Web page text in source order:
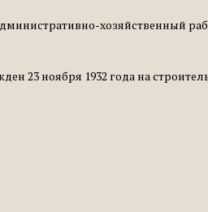
хозяйственный
23 ноября 1932 года на